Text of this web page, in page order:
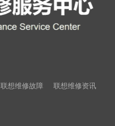
联想维修故障 联想维修资讯